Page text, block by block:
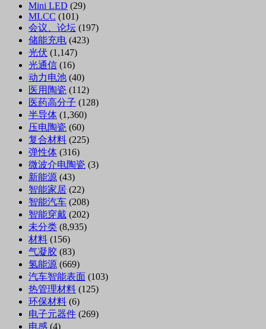
Mini LED (29)
MLCC (101)
会议、论坛 (197)
储能充电 (423)
光伏 (1,147)
光通信 (16)
动力电池 (40)
医用陶瓷 (112)
医药高分子 (128)
半导体 (1,360)
压电陶瓷 (60)
复合材料 (225)
弹性体 (316)
微波介电陶瓷 (3)
新能源 (43)
智能家居 (22)
智能汽车 (208)
智能穿戴 (202)
未分类 (8,935)
材料 (156)
气凝胶 (83)
氢能源 (669)
汽车智能表面 (103)
热管理材料 (125)
环保材料 (6)
电子元器件 (269)
电感 (4)